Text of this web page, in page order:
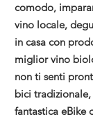
comodo,
vino locale,
in casa con
miglior vino
non ti senti
bici
fantastica eBike